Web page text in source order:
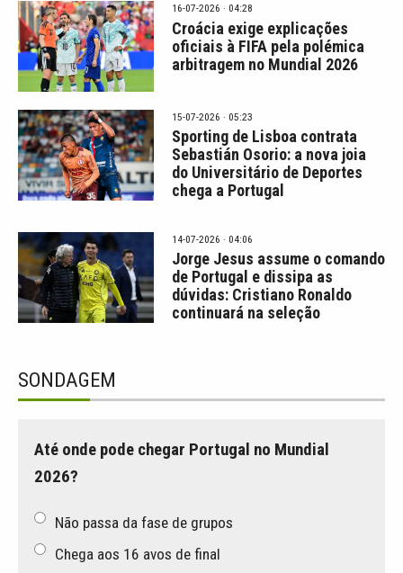
16-07-2026 · 04:28
Croácia exige explicações
oficiais à FIFA pela polémica
arbitragem no Mundial 2026
15-07-2026 · 05:23
Sporting de Lisboa contrata
Sebastián Osorio: a nova joia
do Universitário de Deportes
chega a Portugal
14-07-2026 · 04:06
Jorge Jesus assume o comando
de Portugal e dissipa as
dúvidas: Cristiano Ronaldo
continuará na seleção
SONDAGEM
Até onde pode chegar Portugal no Mundial
2026?
Não passa da fase de grupos
Chega aos 16 avos de final